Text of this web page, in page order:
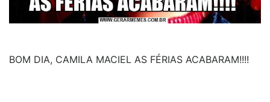
BOM DIA, CAMILA MACIEL AS FÉRIAS ACABARAM!!!!